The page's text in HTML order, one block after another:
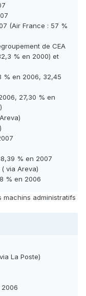
(Air France : 57 %
de CEA
% en 2000) et
% en 2006, 32,45
27,30 % en
% en 2007
via Areva)
% en 2006
machins administratifs
La Poste)